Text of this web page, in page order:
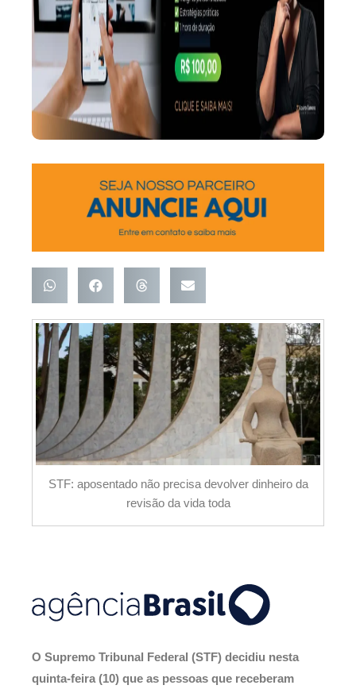
STF: aposentado não precisa devolver dinheiro da
revisão da vida toda
O Supremo Tribunal Federal (STF) decidiu nesta
quinta-feira (10) que as pessoas que receberam